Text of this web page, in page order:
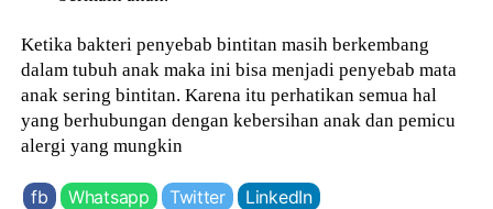
Ketika bakteri penyebab bintitan masih berkembang
dalam tubuh anak maka ini bisa menjadi penyebab mata
anak sering bintitan. Karena itu perhatikan semua hal
yang berhubungan dengan kebersihan anak dan pemicu
alergi yang mungkin
fb Whatsapp Twitter LinkedIn